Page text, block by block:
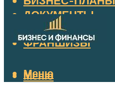
ДОКУМЕНТЫ
НАЛОГИ
ФРАНШИЗЫ
Меню
Меню